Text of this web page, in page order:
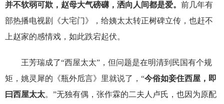
并不软弱可欺，赵母大气磅礴，洒向人间都是爱。 前几年有
部热播电视剧《大宅门》，给姨太太转正树碑立传，也赶不
上赵家的感情戏，如此跌宕起伏。
王芳瑞成了“西屋太太”，但问题是在明清到民国有个规
矩，姚灵犀的《瓶外卮言》里就说了，“今俗如妾住西屋，即
曰西屋太太。”无独有偶，张作霖的二夫人卢氏，也因为原配